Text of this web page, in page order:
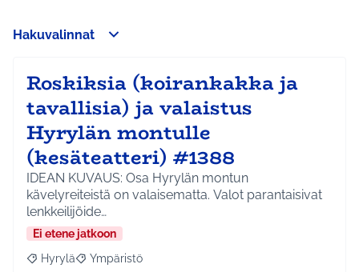
Hakuvalinnat
Roskiksia (koirankakka ja
tavallisia) ja valaistus
Hyrylän montulle
(kesäteatteri) #1388
IDEAN KUVAUS: Osa Hyrylän montun
kävelyreiteistä on valaisematta. Valot parantaisivat
lenkkeilijöide…
Ei etene jatkoon
Rajaa tulokset aihepiirin mukaan: Hyrylä
Hyrylä Rajaa tulokset teeman mukaan: Ympäristö
Ympäristö